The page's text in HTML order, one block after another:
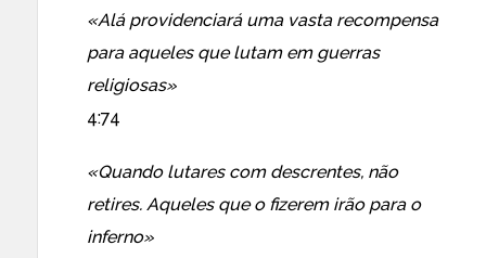
«Alá providenciará uma vasta recompensa
para aqueles que lutam em guerras
religiosas»
4:74
«Quando lutares com descrentes, não
retires. Aqueles que o fizerem irão para o
inferno»